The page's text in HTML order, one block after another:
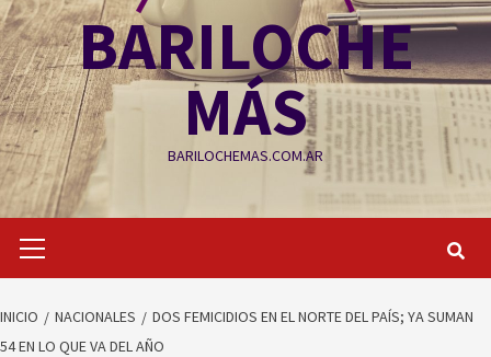
BARILOCHE
MÁS
BARILOCHEMAS.COM.AR
primario
INICIO NACIONALES
DOS FEMICIDIOS EN EL NORTE DEL PAÍS; YA SUMAN
54 EN LO QUE VA DEL AÑO